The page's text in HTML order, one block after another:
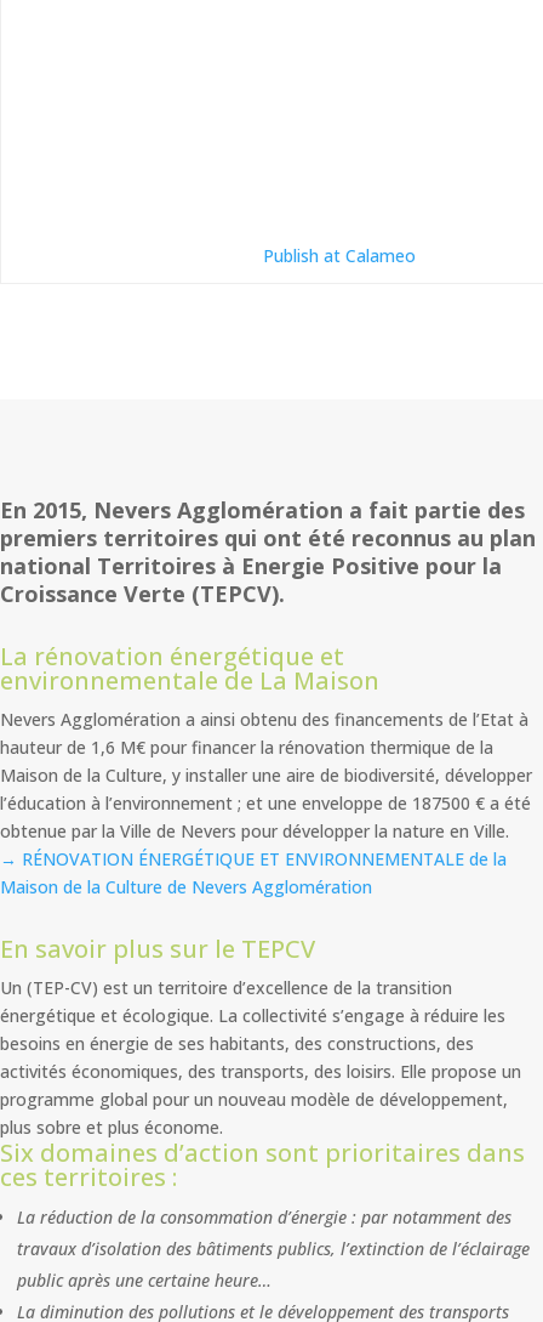
Publish at Calameo
En 2015, Nevers Agglomération a fait partie des
premiers territoires qui ont été reconnus au plan
national Territoires à Energie Positive pour la
Croissance Verte (TEPCV).
La rénovation énergétique et
environnementale de La Maison
Nevers Agglomération a ainsi obtenu des financements de l’Etat à
hauteur de 1,6 M€ pour financer la rénovation thermique de la
Maison de la Culture, y installer une aire de biodiversité, développer
l’éducation à l’environnement ; et une enveloppe de 187500 € a été
obtenue par la Ville de Nevers pour développer la nature en Ville.
→ RÉNOVATION ÉNERGÉTIQUE ET ENVIRONNEMENTALE de la
Maison de la Culture de Nevers Agglomération
En savoir plus sur le TEPCV
Un (TEP-CV) est un territoire d’excellence de la transition
énergétique et écologique. La collectivité s’engage à réduire les
besoins en énergie de ses habitants, des constructions, des
activités économiques, des transports, des loisirs. Elle propose un
programme global pour un nouveau modèle de développement,
plus sobre et plus économe.
Six domaines d’action sont prioritaires dans
ces territoires :
La réduction de la consommation d’énergie : par notamment des
travaux d’isolation des bâtiments publics, l’extinction de l’éclairage
public après une certaine heure…
La diminution des pollutions et le développement des transports